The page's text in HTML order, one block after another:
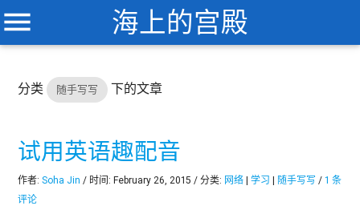
海上的宫殿
menu
分类 随手写写 下的文章
试用英语趣配音
作者:Soha Jin / 时间: February 26, 2015 / 分类: 网络 |学习 | 随手写写 /1 条
评论